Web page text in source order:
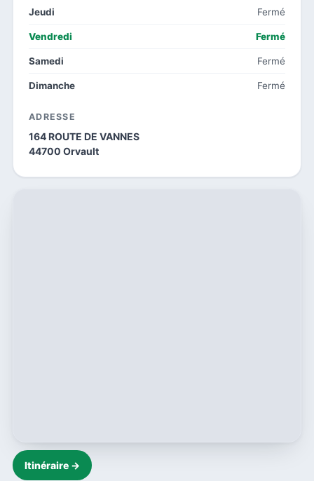
Jeudi Fermé
Vendredi Fermé
Samedi Fermé
Dimanche Fermé
ADRESSE
164 ROUTE DE VANNES
44700 Orvault
Itinéraire →